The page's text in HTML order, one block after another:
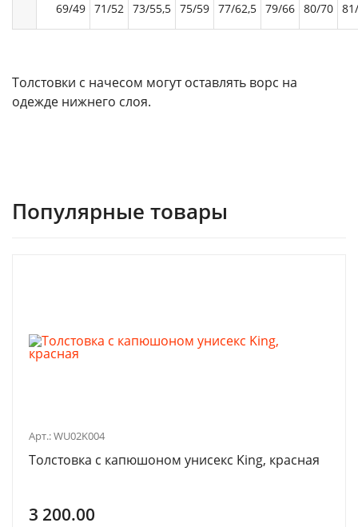
69/49 71/52 73/55,5 75/59 77/62,5 79/66 80/70
Толстовки с начесом могут оставлять ворс на
одежде нижнего слоя.
Популярные товары
Арт.: WU02K004
Толстовка с капюшоном унисекс King, красная
3 200.00